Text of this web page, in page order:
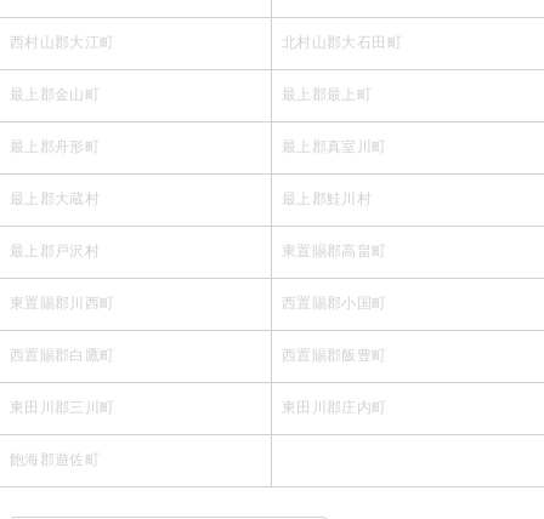
西村山郡大江町 北村山郡大石田町
最上郡金山町 最上郡最上町
最上郡舟形町 最上郡真室川町
最上郡大蔵村 最上郡鮭川村
最上郡戸沢村 東置賜郡高畠町
東置賜郡川西町 西置賜郡小国町
西置賜郡白鷹町 西置賜郡飯豊町
東田川郡三川町 東田川郡庄内町
飽海郡遊佐町